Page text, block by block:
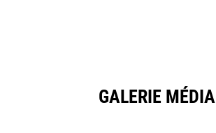
GALERIE MÉDIA